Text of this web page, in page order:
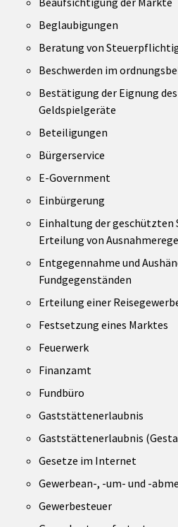
Beglaubigungen
Beratung von
Beschwerden im
Bestätigung der Eignung
Geldspielgeräte
Beteiligungen
Bürgerservice
E-Government
Einbürgerung
Einhaltung der geschützten
Erteilung von
Entgegennahme und
Fundgegenständen
Erteilung einer
Festsetzung eines Marktes
Feuerwerk
Finanzamt
Fundbüro
Gaststättenerlaubnis
Gaststättenerlaubnis
Gesetze im Internet
Gewerbean-, -um- und -
Gewerbesteuer